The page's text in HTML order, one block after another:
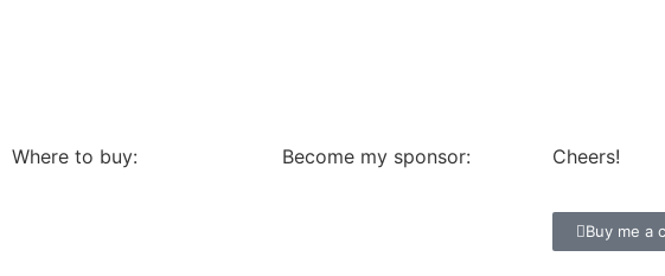
Where to buy: Become my sponsor: Cheers!
Buy me a